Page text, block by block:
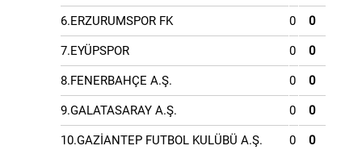
6.ERZURUMSPOR FK 0 0
7.EYÜPSPOR 0 0
8.FENERBAHÇE A.Ş. 0 0
9.GALATASARAY A.Ş. 0 0
10.GAZİANTEP FUTBOL KULÜBÜ A.Ş. 0 0